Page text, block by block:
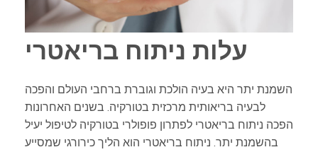
עלות ניתוח בריאטרי
השמנת יתר היא בעיה הולכת וגוברת ברחבי העולם והפכה
לבעיה בריאותית מרכזית בטורקיה. בשנים האחרונות
הפכה ניתוח בריאטרי לפתרון פופולרי בטורקיה לטיפול יעיל
בהשמנת יתר. ניתוח בריאטרי הוא הליך כירורגי שמסייע